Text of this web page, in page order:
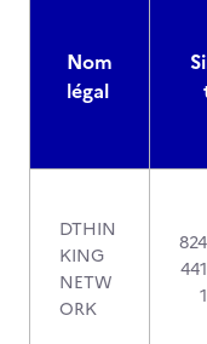
Nom
légal
DTHIN
KING
NETW
ORK